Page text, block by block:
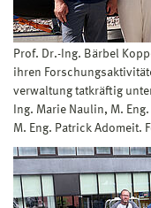
Prof. Dr.-Ing. Bärbel
ihren
verwaltung tatkräftig
Ing. Marie Naulin, M.
M. Eng. Patrick Adomeit.